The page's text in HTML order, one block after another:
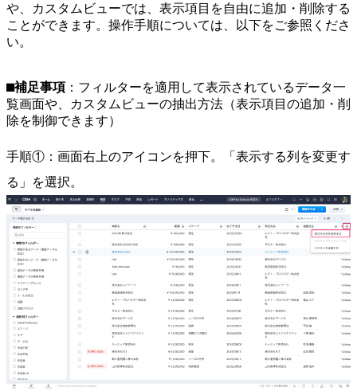
や、カスタムビューでは、表示項目を自由に追加・削除する
ことができます。操作手順については、以下をご参照くださ
い。
⬛︎補足事項 ： フィルターを適用して表示されているデータ一
覧画面や、カスタムビューの抽出方法（表示項目の追加・削
除を制御できます）
手順①：画面右上のアイコンを押下。「表示する列を変更す
る」を選択。